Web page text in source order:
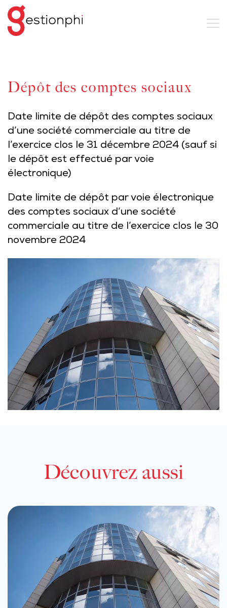
Dépôt des comptes sociaux
Date limite de dépôt des comptes sociaux
d’une société commerciale au titre de
l’exercice clos le 31 décembre 2024 (sauf si
le dépôt est effectué par voie
électronique)
Date limite de dépôt par voie électronique
des comptes sociaux d’une société
commerciale au titre de l’exercice clos le 30
novembre 2024
Découvrez aussi